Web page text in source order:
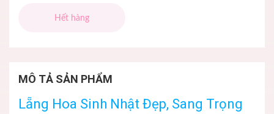
Hết hàng
MÔ TẢ SẢN PHẨM
Lẵng Hoa Sinh Nhật Đẹp, Sang Trọng